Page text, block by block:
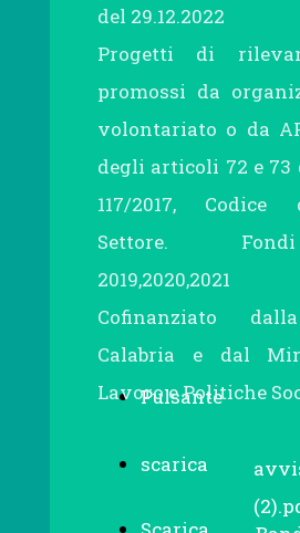
del 29.12.2022
Progetti di
promossi da
volontariato o da
degli articoli 72 e 73
117/2017,
Settore.
2019,2020,2021
Cofinanziato
Calabria e dal
Lavoro e Politiche
Pulsante
scarica